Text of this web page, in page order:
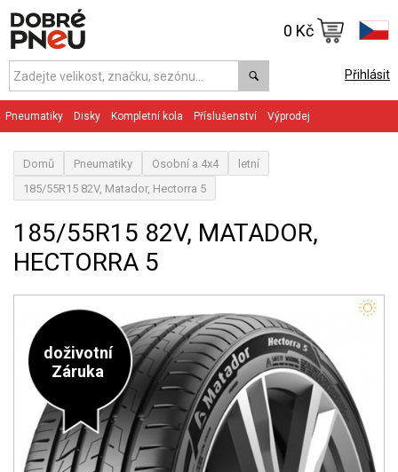
Přihlásit
0 Kč
Pneumatiky Disky Kompletní kola Příslušenství Výprodej
Domů Pneumatiky Osobní a 4x4
letní
185/55R15 82V, Matador, Hectorra 5
185/55R15 82V, MATADOR,
HECTORRA 5
doživotní
Záruka